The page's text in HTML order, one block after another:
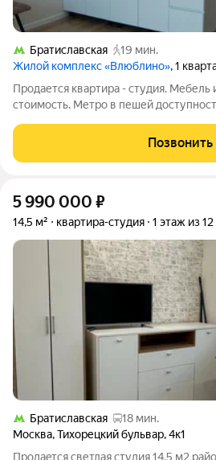
Братиславская
19 мин.
Жилой комплекс «Влюблино», 1
Продается квартира - студия. Мебель
стоимость. Метро в пешей
центры, кафе и фитнес залы.
паркинг.
Позвонить
5 990 000 ₽
14,5 м² квартира-студия 1 этаж из 12
Братиславская
18 мин.
Москва,Тихорецкий бульвар,4к1
Прoдaeтcя cветлая студия 14,5 м2